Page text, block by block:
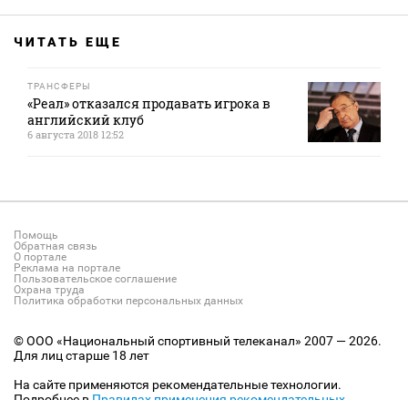
ЧИТАТЬ ЕЩЕ
ТРАНСФЕРЫ
«Реал» отказался продавать игрока в
английский клуб
6 августа 2018 12:52
Помощь
Обратная связь
О портале
Реклама на портале
Пользовательское соглашение
Охрана труда
Политика обработки персональных данных
© ООО «Национальный спортивный телеканал» 2007 — 2026.
Для лиц старше 18 лет
На сайте применяются рекомендательные технологии.